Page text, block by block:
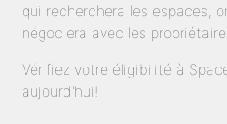
qui recherchera les espaces,
négociera avec les
Vérifiez votre éligibilité à
aujourd'hui!